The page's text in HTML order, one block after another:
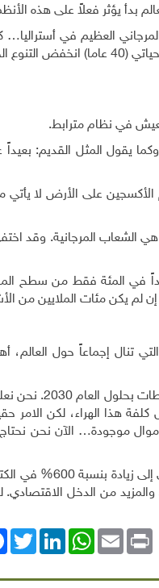
بدأ يؤثر فعلاً على هذه
العظيم في
قبل عامين وما رأيته أبكاني. يمكن تلخيص هذا التدهور بأفضل طريقة من خلال هذا الإحصاء:
في نظام مترابط.
يقول المثل القديم: بعيداً
على الأرض لا يأتي
هي الشعاب المرجانية. وقد
في المئة فقط من سطح
لم يكن مئات الملايين من
تنال إجماعاً حول العالم،
حوالي 5% فقط من المحيطات محمية حتى الآن. وهناك
موجودة… الآن نحن
تُقدَّر فائدة هذا الاستثمار بما بين 500 مليار و900 مليار دولار…
من الدخل الاقتصادي.
LinkedIn
WhatsAppEmail Print